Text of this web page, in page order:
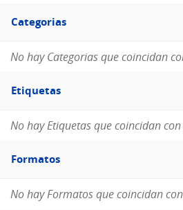
Filtro
Categorias
Categorias
No hay Categorias que coincidan
Filtro
Etiquetas
Etiquetas
No hay Etiquetas que coincidan
Filtro
Formatos
Formatos
No hay Formatos que coincidan